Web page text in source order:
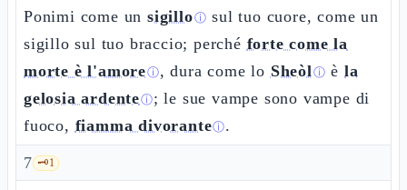
Ponimi come un sigilloⓘ sul tuo cuore, come un
sigillo sul tuo braccio; perché forte come la
morte è l'amoreⓘ, dura come lo Sheòlⓘ èla
gelosia ardenteⓘ; le sue vampe sono vampe di
fuoco, fiamma divoranteⓘ.
7 🗝️1